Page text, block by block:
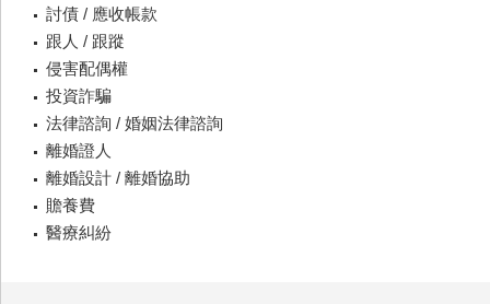
討債 / 應收帳款
跟人 / 跟蹤
侵害配偶權
投資詐騙
法律諮詢 / 婚姻法律諮詢
離婚證人
離婚設計 / 離婚協助
贍養費
醫療糾紛